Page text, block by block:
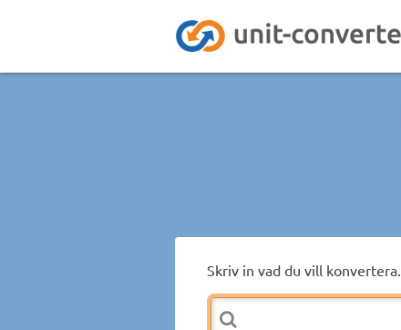
Skriv in vad du vill konvertera.